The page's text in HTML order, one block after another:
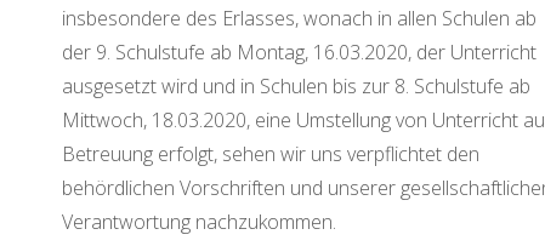
insbesondere des Erlasses, wonach in allen Schulen ab
der 9. Schulstufe ab Montag, 16.03.2020, der Unterricht
ausgesetzt wird und in Schulen bis zur 8. Schulstufe ab
Mittwoch, 18.03.2020, eine Umstellung von Unterricht
Betreuung erfolgt, sehen wir uns verpflichtet den
behördlichen Vorschriften und unserer
Verantwortung nachzukommen.